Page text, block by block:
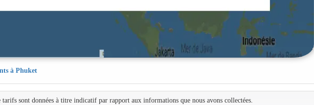
à Phuket
sont données à titre indicatif par rapport aux informations que nous avons collectées.